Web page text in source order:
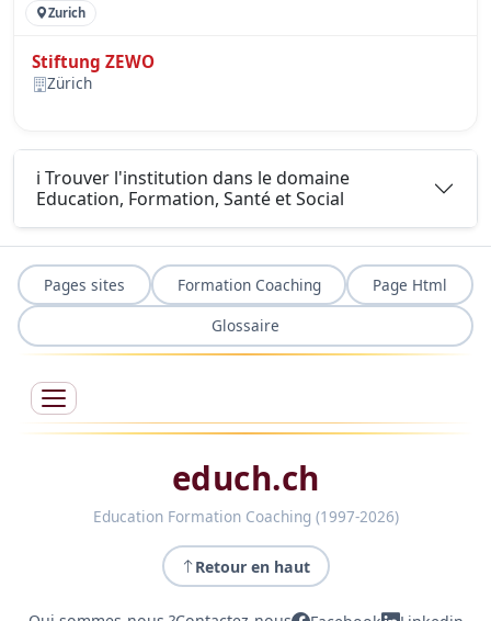
Zurich
Stiftung ZEWO
Zürich
ℹ️ Trouver l'institution dans le domaine
Education, Formation, Santé et Social
Pages sites Formation Coaching
Page Html
Glossaire
educh.ch
Education Formation Coaching (1997-2026)
Retour en haut